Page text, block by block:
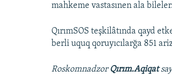
mahkeme vastasınen ala
QırımSOS teşkilâtında qayd
berli uquq qoruyıcılarğa 851
Roskomnadzor Qırım.Aqiqat